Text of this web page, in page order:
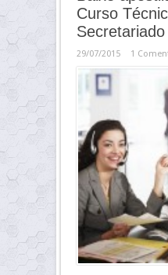
Curso
Secretariado
29/07/2015 1